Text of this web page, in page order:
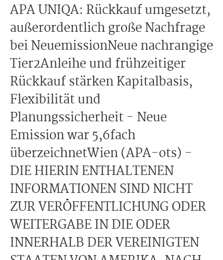
APA UNIQA: Rückkauf umgesetzt,
außerordentlich große Nachfrage
bei NeuemissionNeue nachrangige
Tier2Anleihe und frühzeitiger
Rückkauf stärken Kapitalbasis,
Flexibilität und
Planungssicherheit - Neue
Emission war 5,6fach
überzeichnetWien (APA-ots) -
DIE HIERIN ENTHALTENEN
INFORMATIONEN SIND NICHT
ZUR VERÖFFENTLICHUNG ODER
WEITERGABE IN DIE ODER
INNERHALB DER VEREINIGTEN